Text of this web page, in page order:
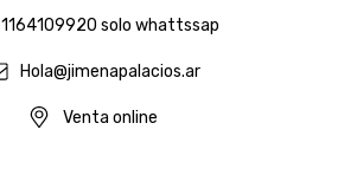
1164109920 solo whattssap
Hola@jimenapalacios.ar
Venta online